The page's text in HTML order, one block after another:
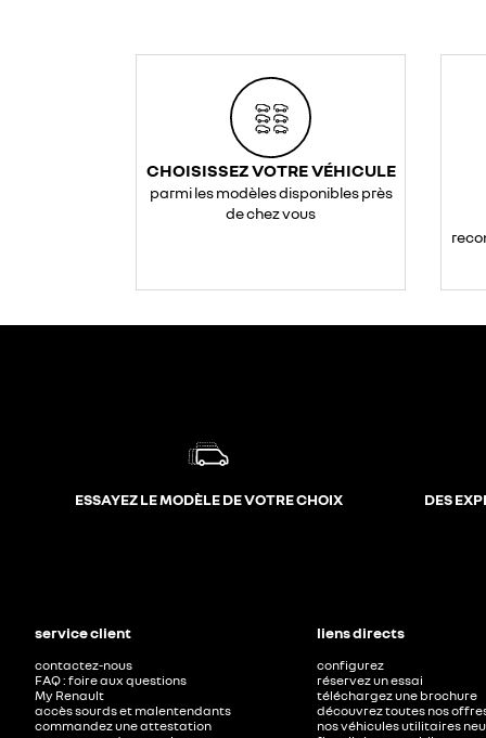
CHOISISSEZ VOTRE VÉHICULE
parmi les modèles disponibles près
de chez vous
ESSAYEZ LE MODÈLE DE VOTRE CHOIX DES
service client
contactez-nous
FAQ : foire aux questions
My Renault
accès sourds et malentendants
commandez une attestation
liens directs
configurez
réservez un essai
téléchargez une brochure
découvrez toutes nos
nos véhicules utilitaires